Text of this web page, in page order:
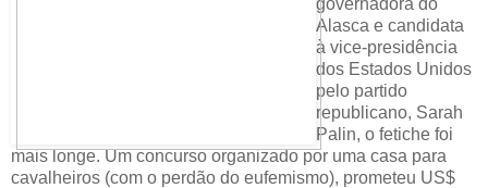
Alasca e candidata
à vice-presidência
dos Estados Unidos
pelo partido
republicano, Sarah
Palin, o fetiche foi
mais longe. Um concurso organizado por uma casa para
cavalheiros (com o perdão do eufemismo), prometeu US$